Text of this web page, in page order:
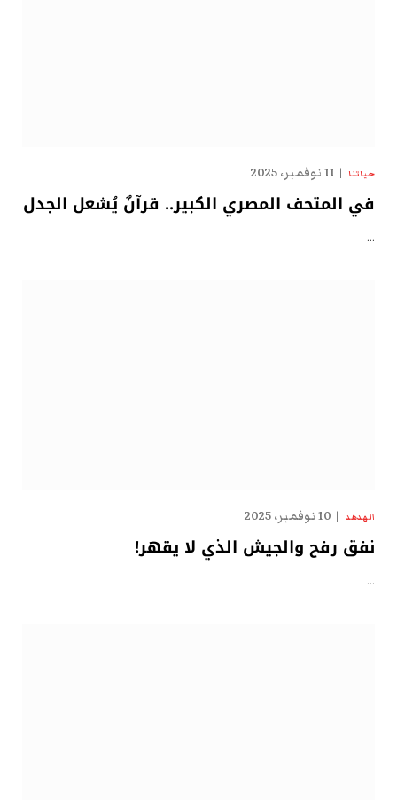
حياتنا 11 نوفمبر، 2025
في المتحف المصري الكبير.. قرآنٌ يُشعل الجدل
…
الهدهد 10 نوفمبر، 2025
نفق رفح والجيش الذي لا يقهر!
…